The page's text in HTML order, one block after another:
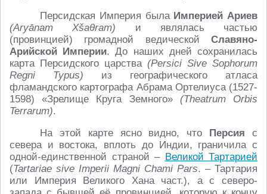
Персидская Империя была Империей Ариев
(Aryānam Xšaθram) и являлась частью
(провинцией) громадной ведической Славяно-
Арийской Империи. До наших дней сохранилась
карта Персидского царства (Persici Sive Sophorum
Regni Typus) из географического атласа
фламандского картографа Абрама Ортелиуса (1527-
1598) «Зрелище Круга Земного» (Theatrum Orbis
Terrarum).
На этой карте ясно видно, что Персия с
севера и востока, вплоть до Индии, граничила с
одной-единственной страной – Великой Тартарией
(Tartariae sive Imperii Magni Chami Pars. – Тартария
или Империя Великого Хана част.), а с северо-